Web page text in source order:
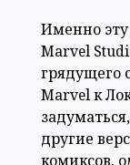
Именно
Marvel
грядущего
Marvel к
другие
комиксов,